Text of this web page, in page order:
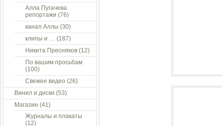
Алла Пугачева
репортажи (76)
канал Аллы (30)
клипы и … (187)
Никита Пресняков (12)
По вашим просьбам
(100)
Свежее видео (26)
Винил и диски (53)
Магазин (41)
Журналы и плакаты
(12)